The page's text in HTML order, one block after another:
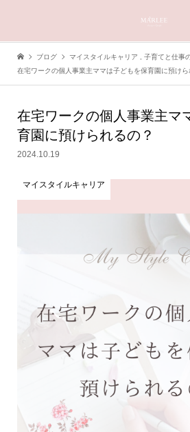
ブログ マイスタイルキャリア 子育てと仕事
在宅ワークの個人事業主ママは子どもを保育園に預けら
在宅ワークの個人事業主マ
育園に預けられるの？
2024.10.19
マイスタイルキャリア